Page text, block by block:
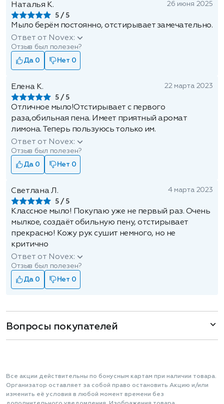
Наталья К.
5
26 июня 2025
Мыло берём постоянно, отстирывает замечательно.
Ответ от Novex:
Отзыв был полезен?
Да 0
Нет 0
Елена К.
5
22 марта 2023
Отличное мыло!Отстирывает с первого
раза,обильная пена. Имеет приятный аромат
лимона. Теперь пользуюсь только им.
Ответ от Novex:
Отзыв был полезен?
Да 0
Нет 0
Светлана Л.
5
4 марта 2023
Классное мыло! Покупаю уже не первый раз. Очень
мылкое, создаёт обильную пену, отстирывает
прекрасно! Кожу рук сушит немного, но не
критично
Ответ от Novex:
Отзыв был полезен?
Да 0
Нет 0
Вопросы покупателей
Все акции действительны по бонусным картам при наличии товара.
Организатор оставляет за собой право остановить Акцию и/или
изменить её условия в любой момент времени без